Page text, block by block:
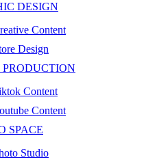
DESIGN
Content
Design
Content
Content
SPACE
Studio